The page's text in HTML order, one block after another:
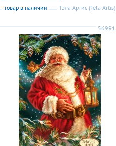
товар в наличии Тэла Артис (Tela Artis)
56991